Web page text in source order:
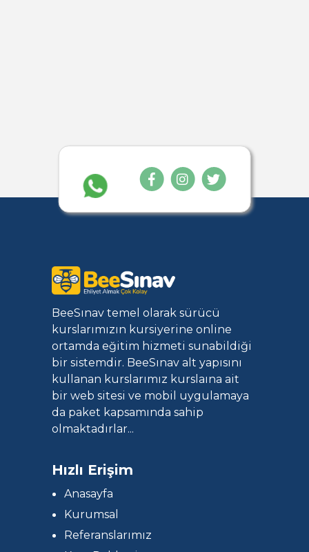
BeeSınav temel olarak sürücü
kurslarımızın kursiyerine online
ortamda eğitim hizmeti sunabildiği
bir sistemdir. BeeSınav alt yapısını
kullanan kurslarımız kurslaına ait
bir web sitesi ve mobil uygulamaya
da paket kapsamında sahip
olmaktadırlar...
Hızlı Erişim
Anasayfa
Kurumsal
Referanslarımız